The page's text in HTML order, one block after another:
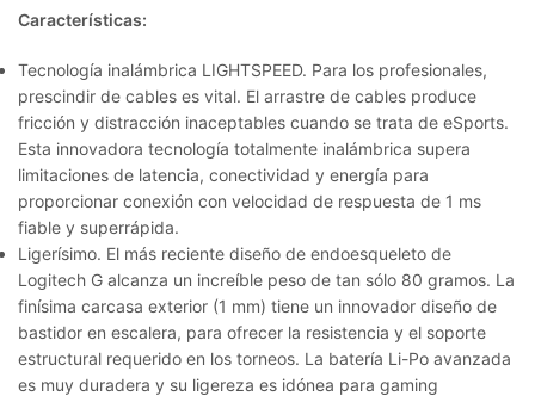
Características:
Tecnología inalámbrica LIGHTSPEED. Para los profesionales,
prescindir de cables es vital. El arrastre de cables produce
fricción y distracción inaceptables cuando se trata de eSports.
Esta innovadora tecnología totalmente inalámbrica supera
limitaciones de latencia, conectividad y energía para
proporcionar conexión con velocidad de respuesta de 1 ms
fiable y superrápida.
Ligerísimo. El más reciente diseño de endoesqueleto de
Logitech G alcanza un increíble peso de tan sólo 80 gramos. La
finísima carcasa exterior (1 mm) tiene un innovador diseño de
bastidor en escalera, para ofrecer la resistencia y el soporte
estructural requerido en los torneos. La batería Li-Po avanzada
es muy duradera y su ligereza es idónea para gaming